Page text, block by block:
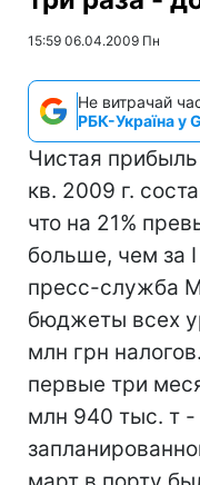
15:59 06.04.2009 Пн
Не витрачай
РБК-Україна у
Чистая прибыль
кв. 2009 г.
что на 21%
больше, чем за
пресс-служба
бюджеты всех
млн грн
первые три
млн 940 тыс. т -